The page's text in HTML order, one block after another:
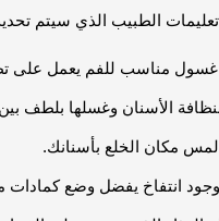
تعليمات الطبيب الذي سيتم
غسول مناسب للفم يعمل على
بنظافة الأسنان وغسلها بلطف
لمس مكان الخلع بأسنانك.
انتفاخ يفضل وضع كمادات